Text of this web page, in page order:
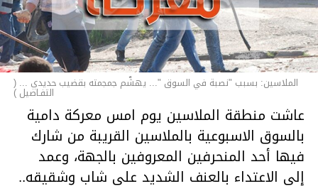
الملاسين: بسبب "نصبة في السوق "... يهشّم جمجمته بقضيب حديدي ... (
التفـاصيل )
عاشت منطقة الملاسين يوم امس معركة دامية
بالسوق الاسبوعية بالملاسين القريبة من شارك
فيها أحد المنحرفين المعروفين بالجهة، وعمد
إلى الاعتداء بالعنف الشديد على شاب وشقيقه..